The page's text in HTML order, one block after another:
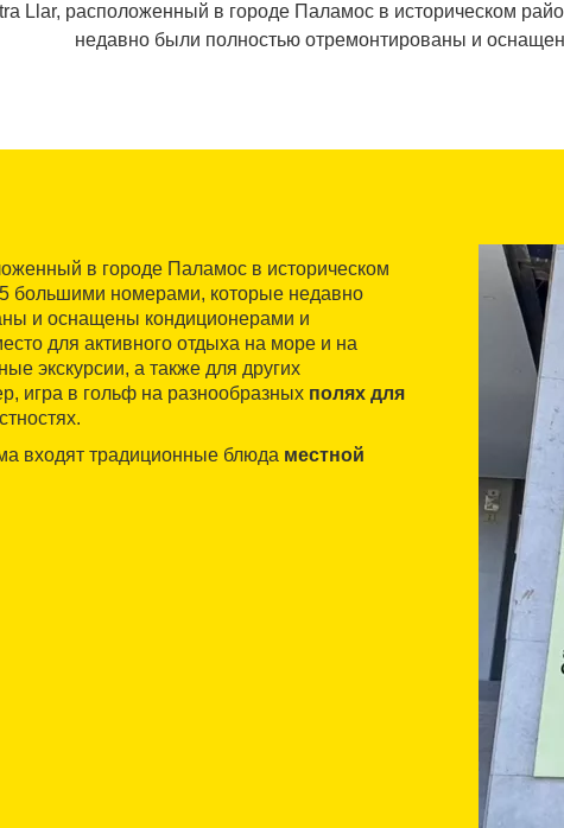
Llar, расположенный в городе Паламос в историческом
недавно были полностью отремонтированы и
в городе Паламос в историческом
большими номерами, которые недавно
и оснащены кондиционерами и
для активного отдыха на море и на
экскурсии, а также для других
игра в гольф на разнообразных полях для
входят традиционные блюда местной